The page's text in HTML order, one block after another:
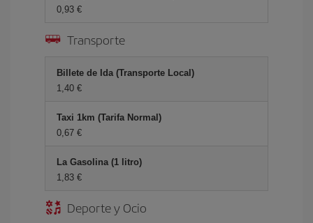
0,93 €
Transporte
Billete de Ida (Transporte Local)
1,40 €
Taxi 1km (Tarifa Normal)
0,67 €
La Gasolina (1 litro)
1,83 €
Deporte y Ocio